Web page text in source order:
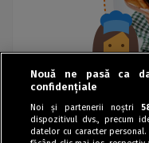
Nouă ne pasă ca
confidențiale
Noi și partenerii noștri
dispozitivul dvs., precum
datelor cu caracter